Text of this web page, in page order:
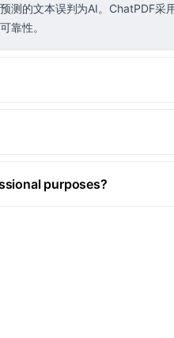
测的文本误判为AI。ChatPDF采
靠性。
purposes?